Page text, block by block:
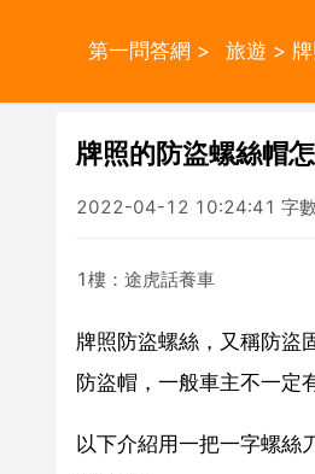
第一問答網 > 旅遊 >
牌照的防盜螺絲帽
2022-04-12 10:24:41 字
1樓：途虎話養車
牌照防盜螺絲，又稱防盜
防盜帽，一般車主不一定
以下介紹用一把一字螺絲